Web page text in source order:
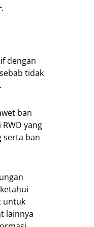
.
dengan
tidak
ban
yang
serta ban
untuk
lainnya